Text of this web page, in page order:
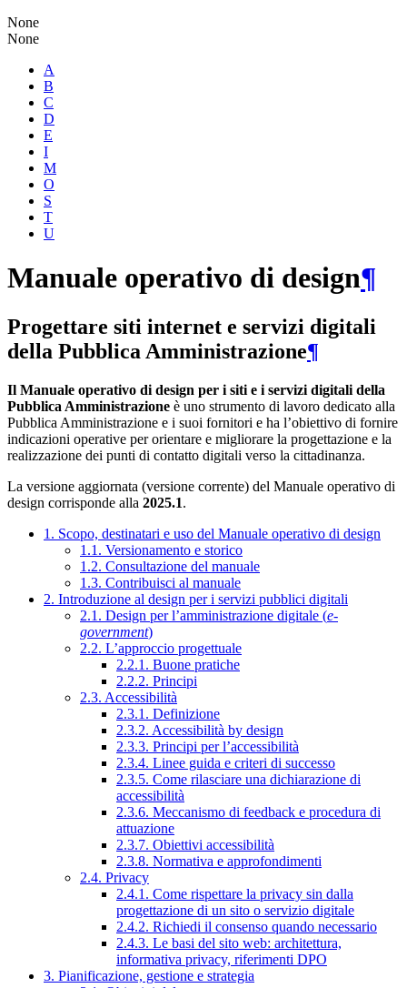
None
None
A
B
C
D
E
I
M
O
S
T
U
Manuale operativo di design¶
Progettare siti internet e servizi digitali
della Pubblica Amministrazione¶
Il Manuale operativo di design per i siti e i servizi digitali della
Pubblica Amministrazione è uno strumento di lavoro dedicato alla
Pubblica Amministrazione e i suoi fornitori e ha l’obiettivo di fornire
indicazioni operative per orientare e migliorare la progettazione e la
realizzazione dei punti di contatto digitali verso la cittadinanza.
La versione aggiornata (versione corrente) del Manuale operativo di
design corrisponde alla 2025.1.
1. Scopo, destinatari e uso del Manuale operativo di design
1.1. Versionamento e storico
1.2. Consultazione del manuale
1.3. Contribuisci al manuale
2. Introduzione al design per i servizi pubblici digitali
2.1. Design per l’amministrazione digitale (e-
government)
2.2. L’approccio progettuale
2.2.1. Buone pratiche
2.2.2. Principi
2.3. Accessibilità
2.3.1. Definizione
2.3.2. Accessibilità by design
2.3.3. Principi per l’accessibilità
2.3.4. Linee guida e criteri di successo
2.3.5. Come rilasciare una dichiarazione di
accessibilità
2.3.6. Meccanismo di feedback e procedura di
attuazione
2.3.7. Obiettivi accessibilità
2.3.8. Normativa e approfondimenti
2.4. Privacy
2.4.1. Come rispettare la privacy sin dalla
progettazione di un sito o servizio digitale
2.4.2. Richiedi il consenso quando necessario
2.4.3. Le basi del sito web: architettura,
informativa privacy, riferimenti DPO
3. Pianificazione, gestione e strategia